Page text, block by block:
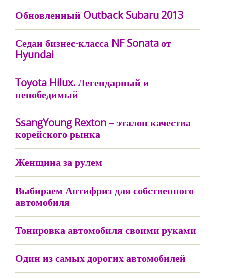
Обновленный Outback Subaru 2013
Седан бизнес-класса NF Sonata от
Hyundai
Toyota Hilux. Легендарный и
непобедимый
SsangYoung Rexton – эталон качества
корейского рынка
Женщина за рулем
Выбираем Антифриз для собственного
автомобиля
Тонировка автомобиля своими руками
Один из самых дорогих автомобилей